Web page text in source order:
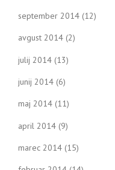
september 2014 (12)
avgust 2014 (2)
julij 2014 (13)
junij 2014 (6)
maj 2014 (11)
april 2014 (9)
marec 2014 (15)